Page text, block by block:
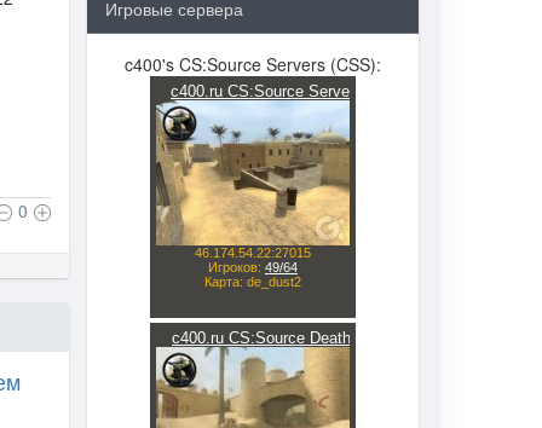
0
Игровые сервера
c400's CS:Source Servers (CSS):